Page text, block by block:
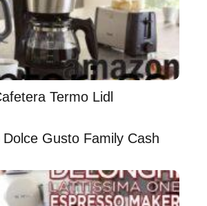
Termo Lidl
Gusto Family Cash